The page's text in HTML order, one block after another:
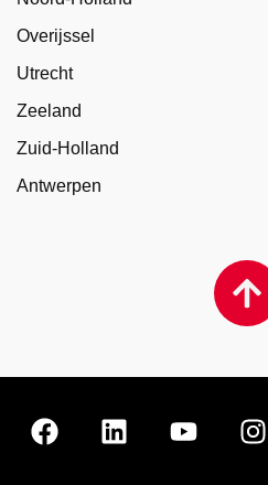
Overijssel
Utrecht
Zeeland
Zuid-Holland
Antwerpen